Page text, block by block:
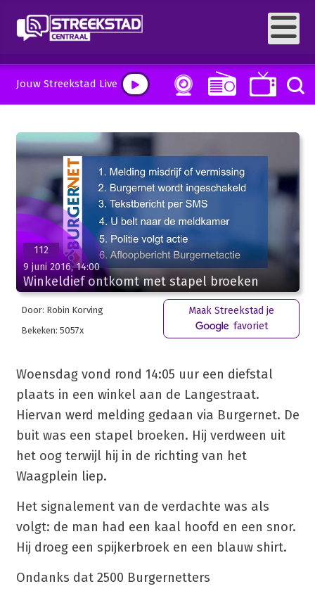
Jouw Streekstad Live
112
9 juni 2016, 14:00
Winkeldief ontkomt met stapel broeken
Door: Robin Korving
Bekeken: 5057x
Maak Streekstad je
favoriet
Woensdag vond rond 14:05 uur een diefstal
plaats in een winkel aan de Langestraat.
Hiervan werd melding gedaan via Burgernet. De
buit was een stapel broeken. Hij verdween uit
het oog terwijl hij in de richting van het
Waagplein liep.
Het signalement van de verdachte was als
volgt: de man had een kaal hoofd en een snor.
Hij droeg een spijkerbroek en een blauw shirt.
Ondanks dat 2500 Burgernetters